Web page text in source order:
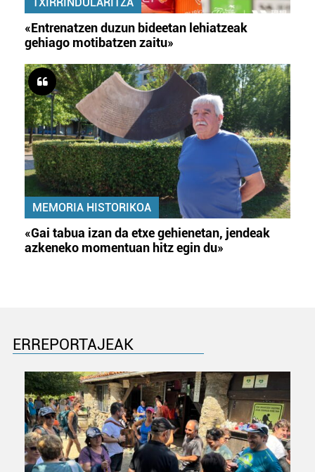
«Entrenatzen duzun bideetan lehiatzeak
gehiago motibatzen zaitu»
MEMORIA HISTORIKOA
«Gai tabua izan da etxe gehienetan, jendeak
azkeneko momentuan hitz egin du»
ERREPORTAJEAK